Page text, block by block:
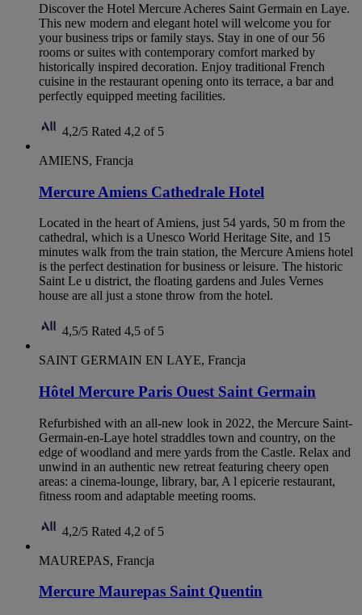
Discover the Hotel Mercure Acheres Saint Germain en Laye.
This new modern and elegant hotel will welcome you for
your business trips or family stays. Stay in one of our 56
rooms or suites with contemporary comfort marked by
historically inspired decoration. Enjoy traditional French
cuisine in the restaurant opening onto its terrace, a bar and
perfectly equipped meeting facilities.
4,2/5 Rated 4,2 of 5
AMIENS, Francja
Mercure Amiens Cathedrale Hotel
Located in the heart of Amiens, just 54 yards, 50 m from the
cathedral, which is a Unesco World Heritage Site, and 15
minutes walk from the train station, the Mercure Amiens hotel
is the perfect destination for business or leisure. The historic
Saint Le u district, the floating gardens and Jules Vernes
house are all just a stone throw from the hotel.
4,5/5 Rated 4,5 of 5
SAINT GERMAIN EN LAYE, Francja
Hôtel Mercure Paris Ouest Saint Germain
Refurbished with an all-new look in 2022, the Mercure Saint-
Germain-en-Laye hotel straddles town and country, on the
edge of woodland and mere yards from the Castle. Relax and
unwind in an authentic new retreat featuring cheery open
areas: a cinema-lounge, library, bar, A l epicerie restaurant,
fitness room and adaptable meeting rooms.
4,2/5 Rated 4,2 of 5
MAUREPAS, Francja
Mercure Maurepas Saint Quentin